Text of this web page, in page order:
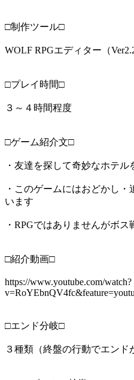
□制作ツール□
WOLF RPGエディター（
□プレイ時間□
３～４時間程度
□ゲーム紹介文□
・友達を探して奇妙なホテル
・このゲームにはおどかし
います
・RPGではありませんがボス
□紹介動画□
https://www.youtube.com/watch?
□エンド分岐□
３種類（終盤の行動でエンド